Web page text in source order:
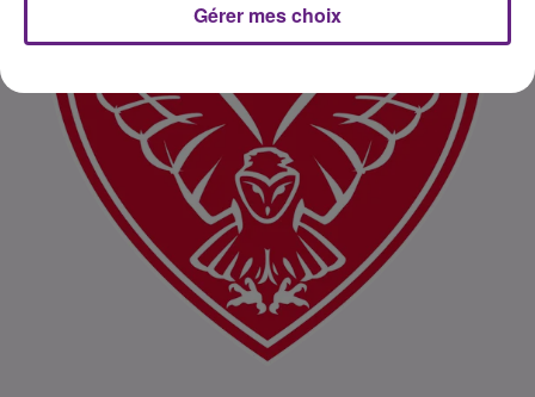
Gérer mes choix